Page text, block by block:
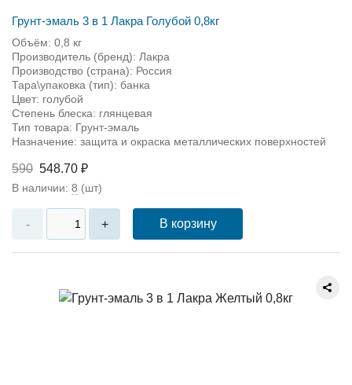
Грунт-эмаль 3 в 1 Лакра Голубой 0,8кг
Объём: 0,8 кг
Производитель (бренд): Лакра
Производство (страна): Россия
Тара\упаковка (тип): банка
Цвет: голубой
Степень блеска: глянцевая
Тип товара: Грунт-эмаль
Назначение: защита и окраска металлических поверхностей
590 548.70 ₽
В наличии: 8 (шт)
- + В корзину